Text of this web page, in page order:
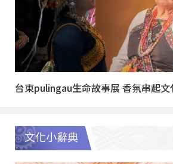
台東pulingau生命故事展 香氛串起文
文化小辭典